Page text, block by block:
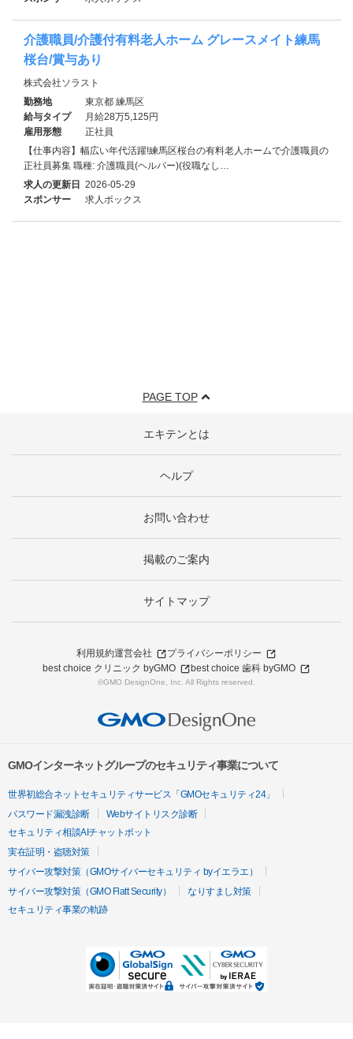
介護職員/介護付有料老人ホーム グレースメイト練馬
桜台/賞与あり
株式会社ソラスト
勤務地
東京都 練馬区
給与タイプ
月給28万5,125円
雇用形態
正社員
【仕事内容】幅広い年代活躍!練馬区桜台の有料老人ホームで介護職員の
正社員募集 職種: 介護職員(ヘルパー)(役職なし…
求人の更新日 2026-05-29
スポンサー
求人ボックス
PAGE TOP
エキテンとは
ヘルプ
お問い合わせ
掲載のご案内
サイトマップ
利用規約運営会社
プライバシーポリシー
best choice クリニック byGMO
best choice 歯科 byGMO
©GMO DesignOne, Inc. All Rights reserved.
GMOインターネットグループのセキュリティ事業について
世界初総合ネットセキュリティサービス「GMOセキュリティ24」
パスワード漏洩診断
Webサイトリスク診断
セキュリティ相談AIチャットボット
実在証明・盗聴対策
サイバー攻撃対策（GMOサイバーセキュリティ byイエラエ）
サイバー攻撃対策（GMO Flatt Security）
なりすまし対策
セキュリティ事業の軌跡